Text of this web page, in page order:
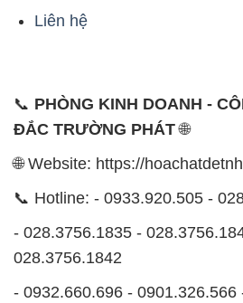
Liên hệ
📞 PHÒNG KINH DOANH -
ĐẮC TRƯỜNG PHÁT🌐
🌐 Website: https://
📞 Hotline: - 0933.920.505 -
- 028.3756.1835 -
028.3756.1842
- 0932.660.696 - 0901.326.566